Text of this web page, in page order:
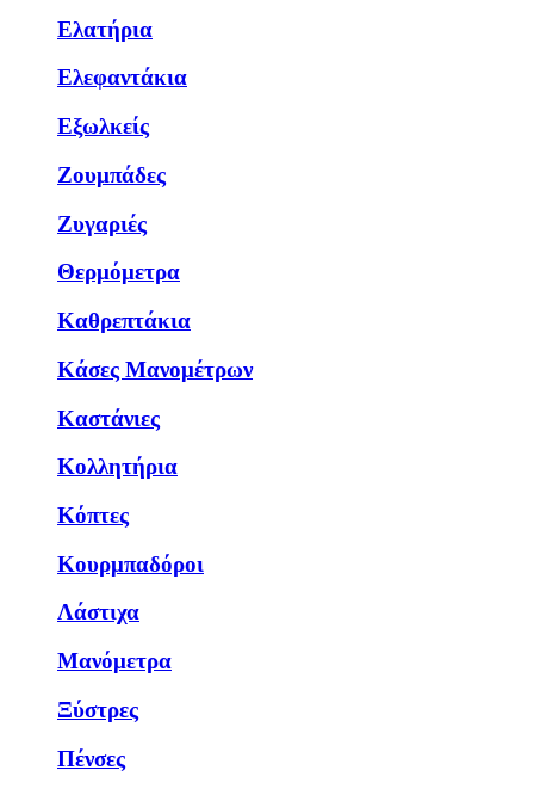
Ελατήρια
Ελεφαντάκια
Εξωλκείς
Ζουμπάδες
Ζυγαριές
Θερμόμετρα
Καθρεπτάκια
Κάσες Μανομέτρων
Καστάνιες
Κολλητήρια
Κόπτες
Κουρμπαδόροι
Λάστιχα
Μανόμετρα
Ξύστρες
Πένσες